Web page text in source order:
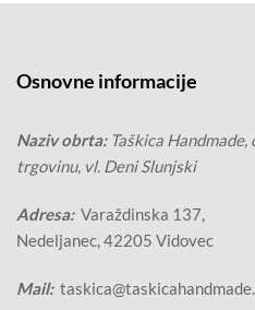
Osnovne informacije
Naziv obrta: Taškica
trgovinu, vl. Deni Slunjski
Adresa:Varaždinska 137,
Nedeljanec, 42205 Vidovec
Mail: